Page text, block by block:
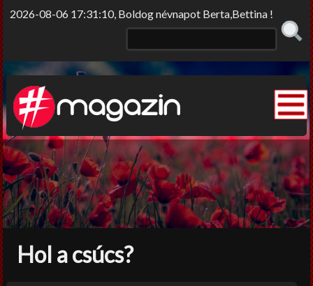
2026-08-06 17:31:10, Boldog névnapot Berta,Bettina !
Elme/rengő
Elv/érzek
Sors-szinkópa
Korlátolt felelősséggel
Hol a csúcs?